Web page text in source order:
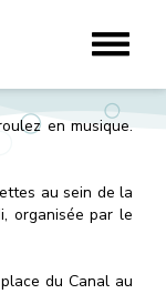
en musique.
au sein de la
organisée par le
du Canal au